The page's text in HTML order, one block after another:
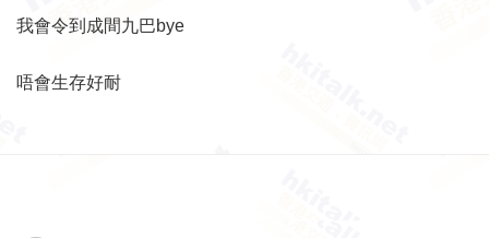
我會令到成間九巴bye
唔會生存好耐